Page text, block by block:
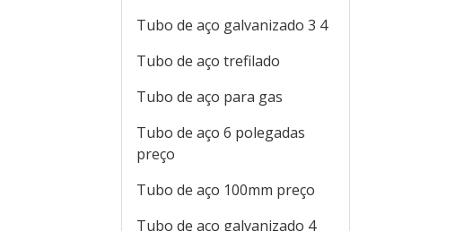
Tubo de aço galvanizado 3 4
Tubo de aço trefilado
Tubo de aço para gas
Tubo de aço 6 polegadas
preço
Tubo de aço 100mm preço
Tubo de aço galvanizado 4